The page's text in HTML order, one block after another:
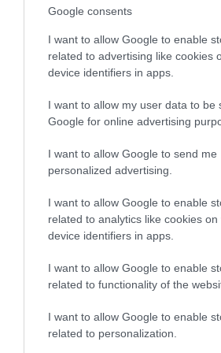
Google consents
I want to allow Google to enable
related to advertising like cookies
device identifiers in apps.
I want to allow my user data to be
Google for online advertising
I want to allow Google to send me
personalized advertising.
I want to allow Google to enable
related to analytics like cookies on
device identifiers in apps.
I want to allow Google to enable
related to functionality of the
I want to allow Google to enable
related to personalization.
της Ζωής
Οι άνθρωποι, οι αυθεντικές
πολιτισμός που μας ενώνει
ΌΣΑ ΧΡΕΙΆΖΕΣΑΙ
ΓΙΑ ΤΟ ΚΑΛΟΚΑΊΡΙ
ΡΟΗ
Ορθόδοξοι υπάρχουν και στα
ΥΠΕΞ!
Ψυχρολουσία στην Τούμπα: Ο
«μπλακ άουτ» των 17